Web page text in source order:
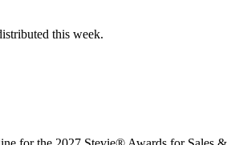
this week.